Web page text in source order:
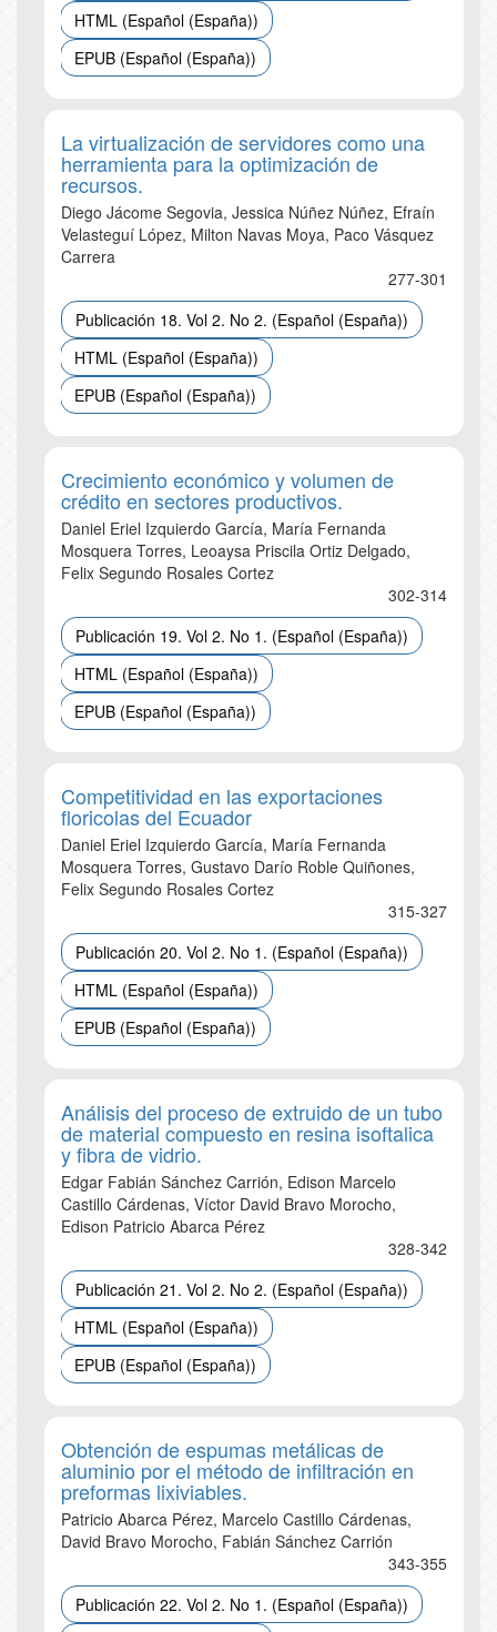
HTML (Español (España))
EPUB (Español (España))
La virtualización de servidores como una
herramienta para la optimización de
recursos.
Diego Jácome Segovia, Jessica Núñez Núñez, Efraín
Velasteguí López, Milton Navas Moya, Paco Vásquez
Carrera
277-301
Publicación 18. Vol 2. No 2. (Español (España))
HTML (Español (España))
EPUB (Español (España))
Crecimiento económico y volumen de
crédito en sectores productivos.
Daniel Eriel Izquierdo García, María Fernanda
Mosquera Torres, Leoaysa Priscila Ortiz Delgado,
Felix Segundo Rosales Cortez
302-314
Publicación 19. Vol 2. No 1. (Español (España))
HTML (Español (España))
EPUB (Español (España))
Competitividad en las exportaciones
floricolas del Ecuador
Daniel Eriel Izquierdo García, María Fernanda
Mosquera Torres, Gustavo Darío Roble Quiñones,
Felix Segundo Rosales Cortez
315-327
Publicación 20. Vol 2. No 1. (Español (España))
HTML (Español (España))
EPUB (Español (España))
Análisis del proceso de extruido de un tubo
de material compuesto en resina isoftalica
y fibra de vidrio.
Edgar Fabián Sánchez Carrión, Edison Marcelo
Castillo Cárdenas, Víctor David Bravo Morocho,
Edison Patricio Abarca Pérez
328-342
Publicación 21. Vol 2. No 2. (Español (España))
HTML (Español (España))
EPUB (Español (España))
Obtención de espumas metálicas de
aluminio por el método de infiltración en
preformas lixiviables.
Patricio Abarca Pérez, Marcelo Castillo Cárdenas,
David Bravo Morocho, Fabián Sánchez Carrión
343-355
Publicación 22. Vol 2. No 1. (Español (España))